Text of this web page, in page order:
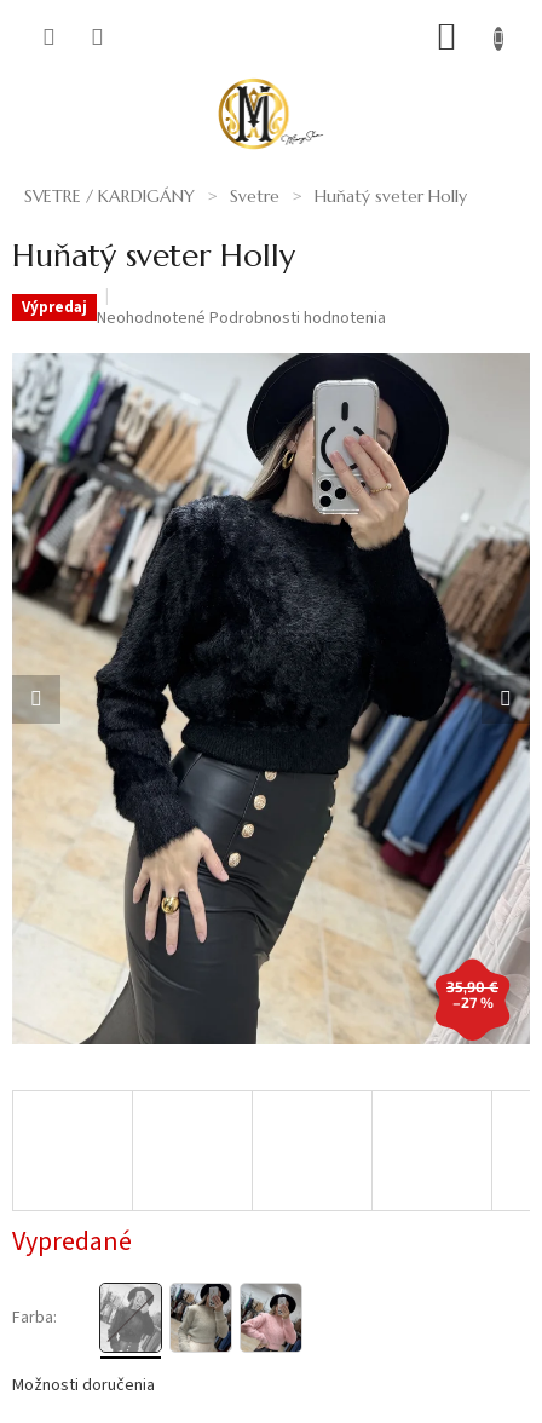
SVETRE / KARDIGÁNY Svetre Huňatý sveter Holly
Huňatý sveter Holly
Výpredaj Priemerné
produktu
je
0,0
5
hviezdičiek.
Neohodnotené Podrobnosti hodnotenia
35,90 €
–27 %
Vypredané
Farba:
Možnosti doručenia